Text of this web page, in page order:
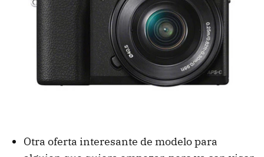
Otra oferta interesante de modelo para